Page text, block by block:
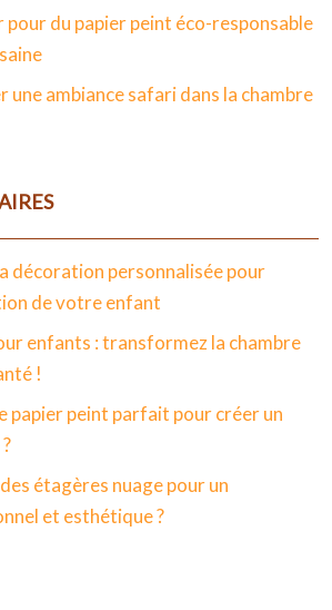
pour du papier peint éco-responsable
une ambiance safari dans la chambre
décoration personnalisée pour
de votre enfant
enfants : transformez la chambre
!
papier peint parfait pour créer un
étagères nuage pour un
et esthétique ?